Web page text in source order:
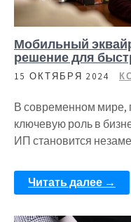
Мобильный
решение для
15 ОКТЯБРЯ 2024
В современном мире,
ключевую роль в
ИП становится
Читать далее →